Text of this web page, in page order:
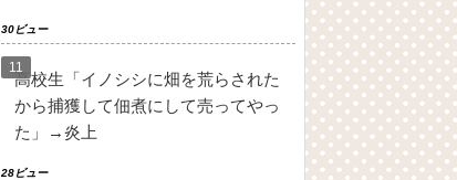
30ビュー
高校生「イノシシに畑を荒らされた
から捕獲して佃煮にして売ってやっ
た」→炎上
28ビュー